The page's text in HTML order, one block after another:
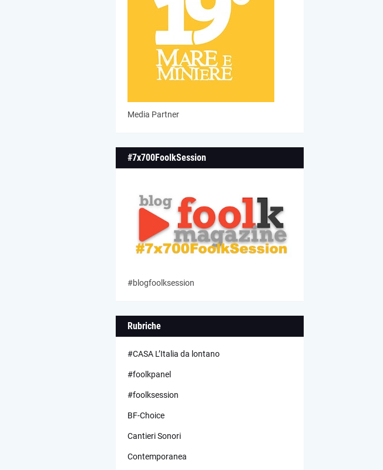
Media Partner
#7x700FoolkSession
#blogfoolksession
Rubriche
#CASA L’Italia da lontano
#foolkpanel
#foolksession
BF-Choice
Cantieri Sonori
Contemporanea